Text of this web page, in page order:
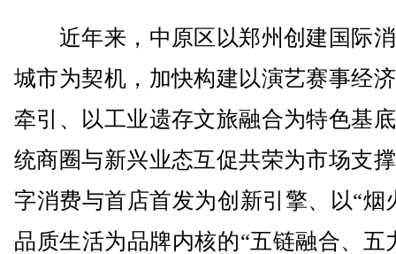
近年来，中原区以郑州创建国际
城市为契机，加快构建以演艺赛事经
牵引、以工业遗存文旅融合为特色基
统商圈与新兴业态互促共荣为市场支
字消费与首店首发为创新引擎、以“烟
品质生活为品牌内核的“五链融合、五